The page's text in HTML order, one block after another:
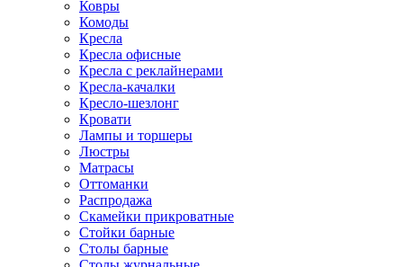
Ковры
Комоды
Кресла
Кресла офисные
Кресла с реклайнерами
Кресла-качалки
Кресло-шезлонг
Кровати
Лампы и торшеры
Люстры
Матрасы
Оттоманки
Распродажа
Скамейки прикроватные
Стойки барные
Столы барные